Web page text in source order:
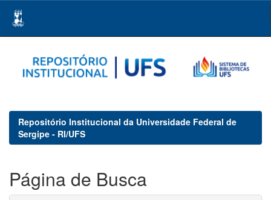
navigation
Repositório Institucional da Universidade Federal de
Sergipe - RI/UFS
Página de Busca